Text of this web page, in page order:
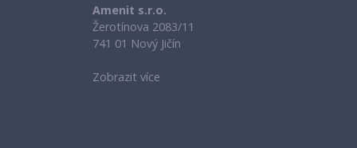
Amenit s.r.o.
Žerotínova 2083/11
741 01 Nový Jičín
Zobrazit více